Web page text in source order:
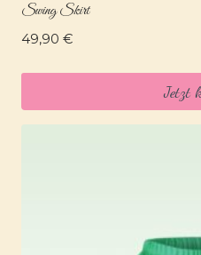
Swing Skirt
49,90 €
Jetzt